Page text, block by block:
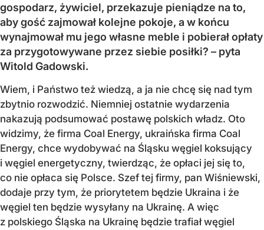
gospodarz, żywiciel, przekazuje pieniądze na to,
aby gość zajmował kolejne pokoje, a w końcu
wynajmował mu jego własne meble i pobierał opłaty
za przygotowywane przez siebie posiłki? – pyta
Witold Gadowski.
Wiem, i Państwo też wiedzą, a ja nie chcę się nad tym
zbytnio rozwodzić. Niemniej ostatnie wydarzenia
nakazują podsumować postawę polskich władz. Oto
widzimy, że firma Coal Energy, ukraińska firma Coal
Energy, chce wydobywać na Śląsku węgiel koksujący
i węgiel energetyczny, twierdząc, że opłaci jej się to,
co nie opłaca się Polsce. Szef tej firmy, pan Wiśniewski,
dodaje przy tym, że priorytetem będzie Ukraina i że
węgiel ten będzie wysyłany na Ukrainę. A więc
z polskiego Śląska na Ukrainę będzie trafiał węgiel